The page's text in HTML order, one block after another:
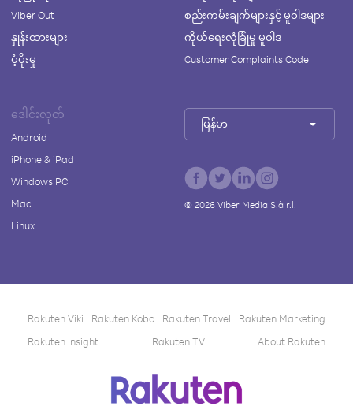
Viber Out
နှုန်းထားများ
ပံ့ပိုးမှု
စည်းကမ်းချက်များနှင့် မူဝါဒများ
ကိုယ်ရေးလုံခြုံမှု မူဝါဒ
Customer Complaints Code
ဒေါင်းလုတ်
Android
iPhone & iPad
Windows PC
Mac
Linux
မြန်မာ
© 2026Viber Media S.à r.l.
Rakuten Viki Rakuten Kobo Rakuten Travel
Rakuten Marketing
Rakuten Insight
Rakuten TV About Rakuten